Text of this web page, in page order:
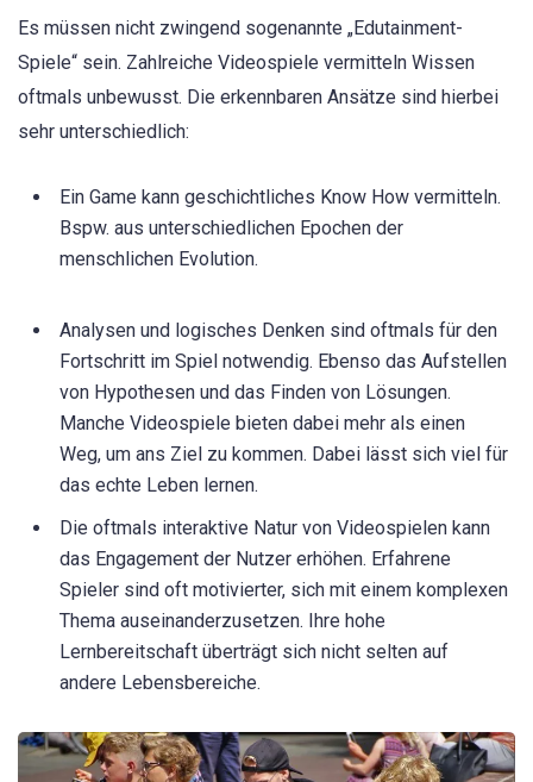
Es müssen nicht zwingend sogenannte „Edutainment-
Spiele“ sein. Zahlreiche Videospiele vermitteln Wissen
oftmals unbewusst. Die erkennbaren Ansätze sind hierbei
sehr unterschiedlich:
Ein Game kann geschichtliches Know How vermitteln.
Bspw. aus unterschiedlichen Epochen der
menschlichen Evolution.
Analysen und logisches Denken sind oftmals für den
Fortschritt im Spiel notwendig. Ebenso das Aufstellen
von Hypothesen und das Finden von Lösungen.
Manche Videospiele bieten dabei mehr als einen
Weg, um ans Ziel zu kommen. Dabei lässt sich viel für
das echte Leben lernen.
Die oftmals interaktive Natur von Videospielen kann
das Engagement der Nutzer erhöhen. Erfahrene
Spieler sind oft motivierter, sich mit einem komplexen
Thema auseinanderzusetzen. Ihre hohe
Lernbereitschaft überträgt sich nicht selten auf
andere Lebensbereiche.